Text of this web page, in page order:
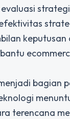
bagian
terencana